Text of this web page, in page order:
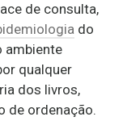
de consulta,
do
ambiente
qualquer
dos livros,
de ordenação.